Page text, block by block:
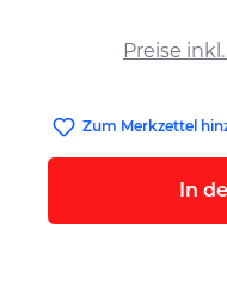
Preise
Zum Merkzettel
In